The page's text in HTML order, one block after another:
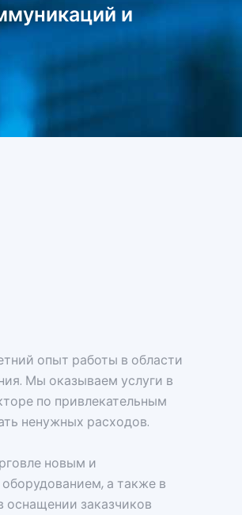
и
опыт работы в области
Мы оказываем услуги в
по привлекательным
ненужных расходов.
новым и
а также в
заказчиков